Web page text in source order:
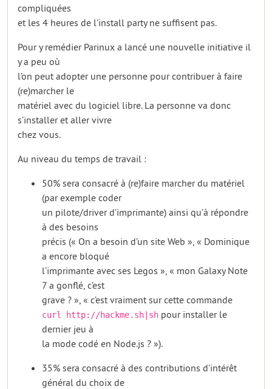
compliquées
et les 4 heures de l’install party ne suffisent pas.
Pour y remédier Parinux a lancé une nouvelle initiative il
y a peu où
l’on peut adopter une personne pour contribuer à faire
(re)marcher le
matériel avec du logiciel libre. La personne va donc
s’installer et aller vivre
chez vous.
Au niveau du temps de travail :
50% sera consacré à (re)faire marcher du matériel
(par exemple coder
un pilote/driver d’imprimante) ainsi qu’à répondre
à des besoins
précis (« On a besoin d’un site Web », « Dominique
a encore bloqué
l’imprimante avec ses Legos », « mon Galaxy Note
7 a gonflé, c’est
grave ? », « c’est vraiment sur cette commande
curl http://hackme.sh|sh pour installer le
dernier jeu à
la mode codé en Node.js ? »).
35% sera consacré à des contributions d’intérêt
général du choix de